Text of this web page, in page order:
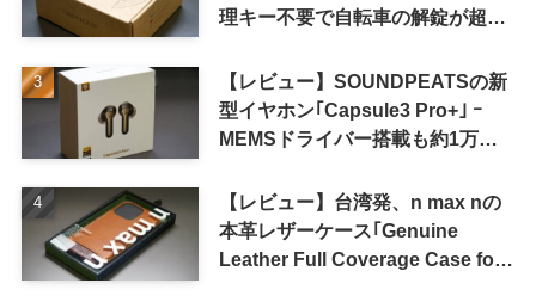
理キー不要で自転車の解錠が超簡
【レビュー】SOUNDPEATSの新
型イヤホン｢Capsule3 Pro+｣ ｰ
MEMSドライバー搭載も約1万円
【レビュー】台湾発、n max nの
本革レザーケース｢Genuine
Leather Full Coverage Case for